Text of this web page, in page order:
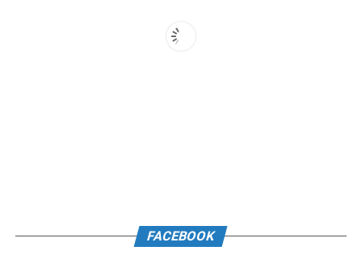
FACEBOOK